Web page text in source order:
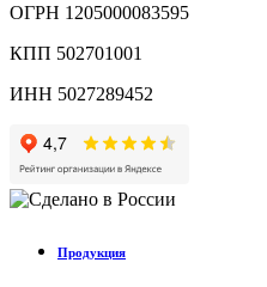
ОГРН 1205000083595
КПП 502701001
ИНН 5027289452
Продукция